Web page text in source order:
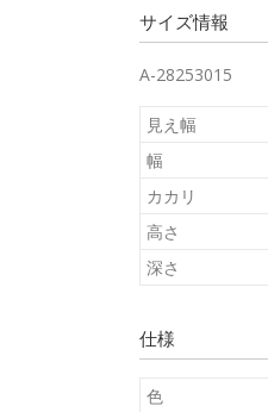
サイズ情報
A-28253015
見え幅
幅
カカリ
高さ
深さ
仕様
色